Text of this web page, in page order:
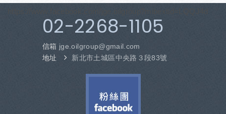
02-2268-1105
信箱 jge.oilgroup@gmail.com
地址
新北市土城區中央路３段83號